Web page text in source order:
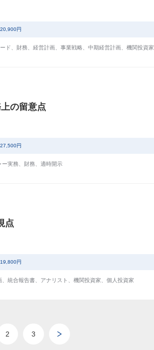
円
ド 財務 経営計画 事業戦略 中期経営計画 機関投資家
の留意点
円
ー実務 財務 適時開示
点
円
統合報告書 アナリスト 機関投資家 個人投資家
2 3